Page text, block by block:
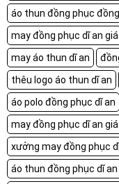
áo thun đồng phục
may đồng phục dĩ an
may áo thun dĩ an
thêu logo áo thun dĩ an
áo polo đồng phục dĩ an
may đồng phục dĩ an
xưởng may đồng phục
áo thun đồng phục dĩ an